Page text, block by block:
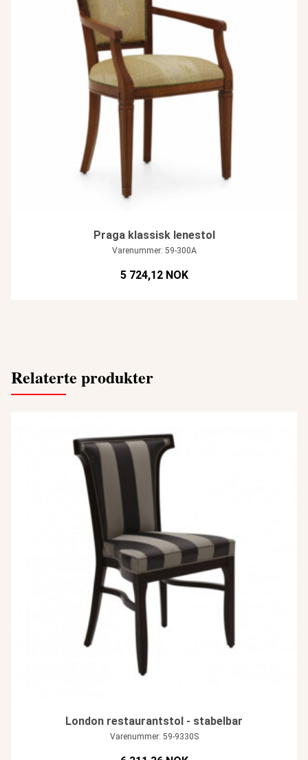
Praga klassisk lenestol
Varenummer: 59-300A
5 724,12 NOK
Relaterte produkter
London restaurantstol - stabelbar
Varenummer: 59-9330S